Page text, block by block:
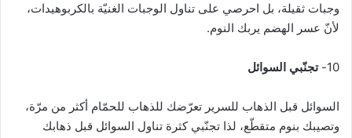
وجبات ثقيلة، بل احرصي على تناول الوجبات الغنيّة بالكربوهيدات،
لأنّ عسر الهضم يربك النوم.
10- تجنّبي السوائل
السوائل قبل الذهاب للسرير تعرّضك للذهاب للحمّام أكثر من مرّة،
وتصيبك بنوم متقطّع، لذا تجنّبي كثرة تناول السوائل قبل ذهابك